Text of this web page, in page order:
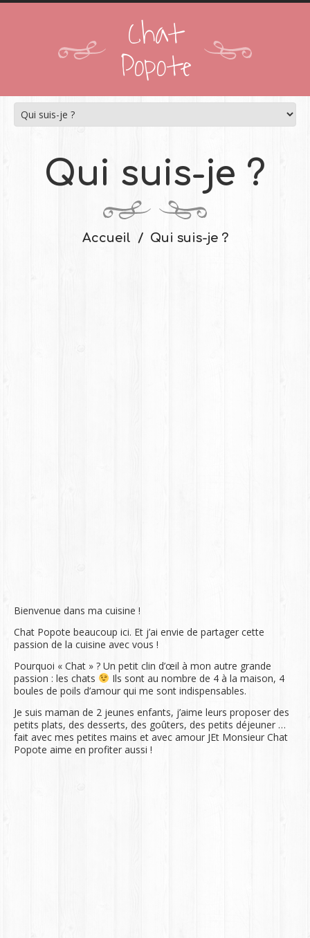
Chat
Popote
Qui suis-je ?
Accueil Qui suis-je ?
Bienvenue dans ma cuisine !
Chat Popote beaucoup ici. Et j’ai envie de partager cette
passion de la cuisine avec vous !
Pourquoi « Chat » ? Un petit clin d’œil à mon autre grande
passion : les chats
Ils sont au nombre de 4 à la maison, 4
boules de poils d’amour qui me sont indispensables.
Je suis maman de 2 jeunes enfants, j’aime leurs proposer des
petits plats, des desserts, des goûters, des petits déjeuner …
fait avec mes petites mains et avec amour JEt Monsieur Chat
Popote aime en profiter aussi !